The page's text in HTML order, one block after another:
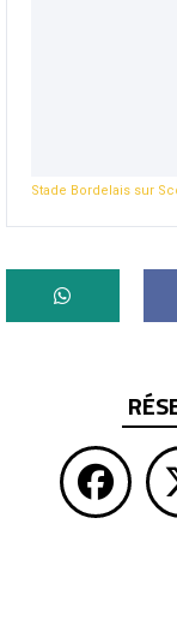
Stade Bordelais sur